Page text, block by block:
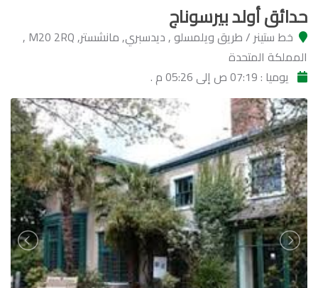
حدائق أولد بيرسوناج
خط ستينر / طريق ويلمسلو , ديدسبري, مانشستر, M20 2RQ ,
المملكة المتحدة
يوميا : 07:19 ص إلى 05:26 م .